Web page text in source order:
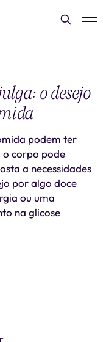
o desejo
podem ter
o corpo pode
a necessidades
por algo doce
ou uma
na glicose